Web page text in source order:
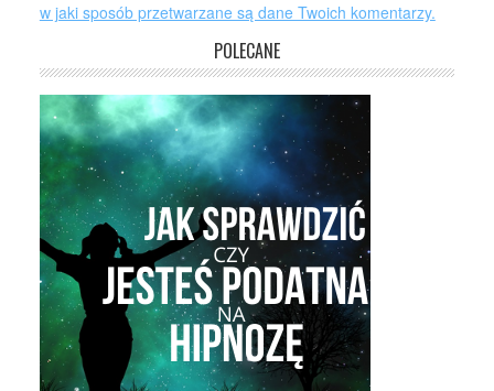
w jaki sposób przetwarzane są dane Twoich komentarzy.
POLECANE